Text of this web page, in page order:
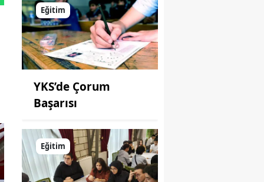
Eğitim
YKS’de Çorum
Başarısı
Eğitim